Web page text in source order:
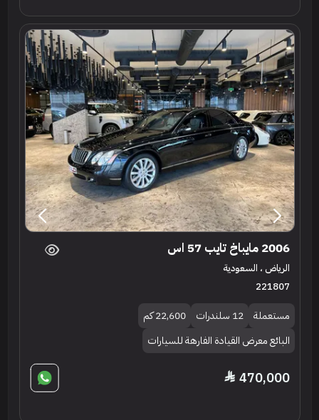
2006 مايباخ تايب 57 اس
الرياض ، السعودية
221807
مستعملة 12 سلندرات
22,600 كم
البائع معرض القيادة الفارهة للسيارات
470,000